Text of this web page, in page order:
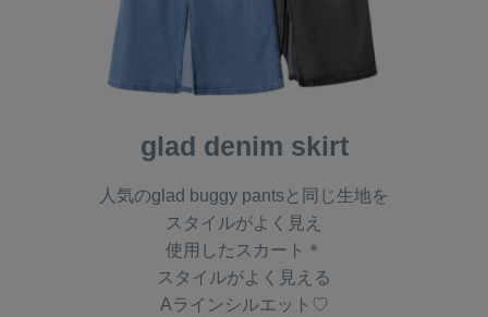
glad denim skirt
人気のglad buggy pantsと同じ生地を
スタイルがよく見え
使用したスカート＊
スタイルがよく見える
Aラインシルエット♡